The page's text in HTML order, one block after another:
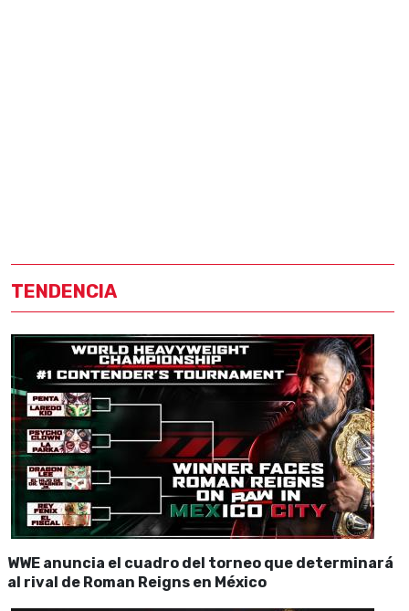
TENDENCIA
WWE anuncia el cuadro del torneo que determinará
al rival de Roman Reigns en México